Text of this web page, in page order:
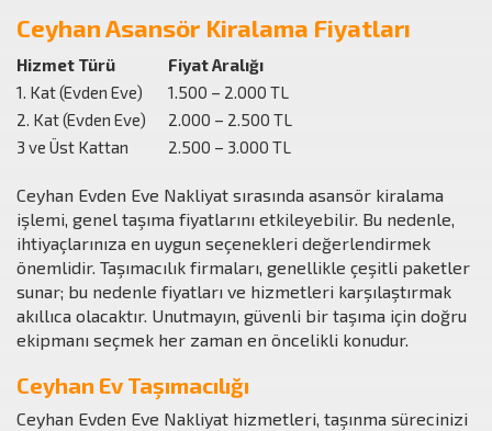
Ceyhan Asansör Kiralama Fiyatları
Hizmet Türü
Fiyat Aralığı
1. Kat (Evden Eve)
1.500 – 2.000 TL
2. Kat (Evden Eve)
2.000 – 2.500 TL
3 ve Üst Kattan
2.500 – 3.000 TL
Ceyhan Evden Eve Nakliyat sırasında asansör kiralama
işlemi, genel taşıma fiyatlarını etkileyebilir. Bu nedenle,
ihtiyaçlarınıza en uygun seçenekleri değerlendirmek
önemlidir. Taşımacılık firmaları, genellikle çeşitli paketler
sunar; bu nedenle fiyatları ve hizmetleri karşılaştırmak
akıllıca olacaktır. Unutmayın, güvenli bir taşıma için doğru
ekipmanı seçmek her zaman en öncelikli konudur.
Ceyhan Ev Taşımacılığı
Ceyhan Evden Eve Nakliyat hizmetleri, taşınma sürecinizi